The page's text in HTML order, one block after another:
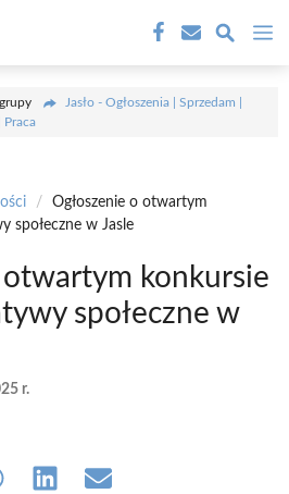
Jasło - Ogłoszenia | Sprzedam |
Praca
/
Ogłoszenie o otwartym
społeczne w Jasle
otwartym konkursie
społeczne w
r.
Share Share